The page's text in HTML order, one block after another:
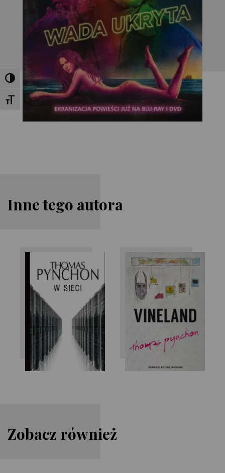
Toggle High Contrast
Toggle Font size
Inne tego autora
Thomas Pynchon Thomas Pynchon
Zobacz również